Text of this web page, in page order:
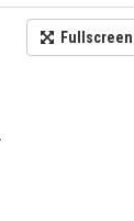
Fullscreen